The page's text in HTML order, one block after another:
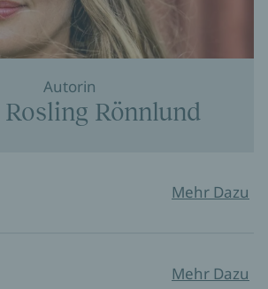
Autorin
Rönnlund
Mehr Dazu
Mehr Dazu